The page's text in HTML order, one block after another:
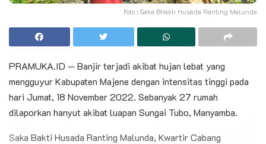
Foto : Saka Bhakti Husada Ranting Malunda
PRAMUKA.ID — Banjir terjadi akibat hujan lebat yang
mengguyur Kabupaten Majene dengan intensitas tinggi pada
hari Jumat, 18 November 2022. Sebanyak 27 rumah
dilaporkan hanyut akibat luapan Sungai Tubo, Manyamba.
Saka Bakti Husada Ranting Malunda, Kwartir Cabang